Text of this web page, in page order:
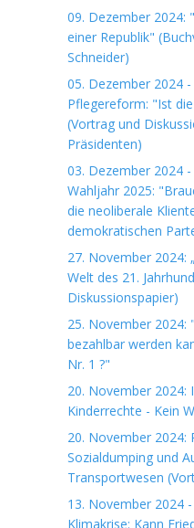
09. Dezember 2024:
einer Republik"
Schneider)
05. Dezember 2024
Pflegereform: "Ist
(Vortrag und
Präsidenten)
03. Dezember 2024
Wahljahr 2025:
die neoliberale
demokratischen
27. November 2024:
Welt des 21.
Diskussionspapier)
25. November 2024:
bezahlbar werden
Nr. 1 ?"
20. November 2024:
Kinderrechte - Kein
20. November 2024:
Sozialdumping und
Transportwesen
13. November 2024
Klimakrise: Kann